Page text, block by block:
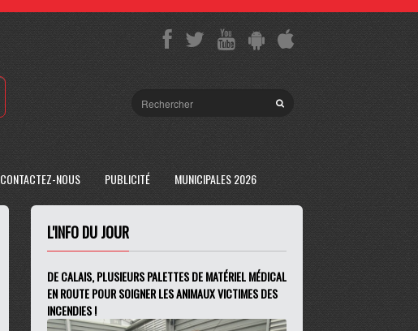
CONTACTEZ-NOUS PUBLICITÉ MUNICIPALES 2026
L'INFO DU JOUR
DE CALAIS, PLUSIEURS PALETTES DE MATÉRIEL MÉDICAL
EN ROUTE POUR SOIGNER LES ANIMAUX VICTIMES DES
INCENDIES !